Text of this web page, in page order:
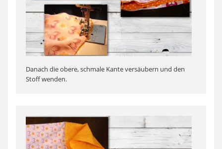
Danach die obere, schmale Kante versäubern und den
Stoff wenden.